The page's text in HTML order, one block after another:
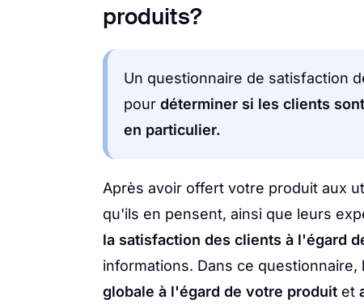
produits?
Un questionnaire de satisfaction
pour déterminer si les clients
en particulier.
Après avoir offert votre produit aux
qu'ils en pensent, ainsi que leurs
la satisfaction des clients à l'égard
informations. Dans ce questionnaire,
globale à l'égard de votre produit et